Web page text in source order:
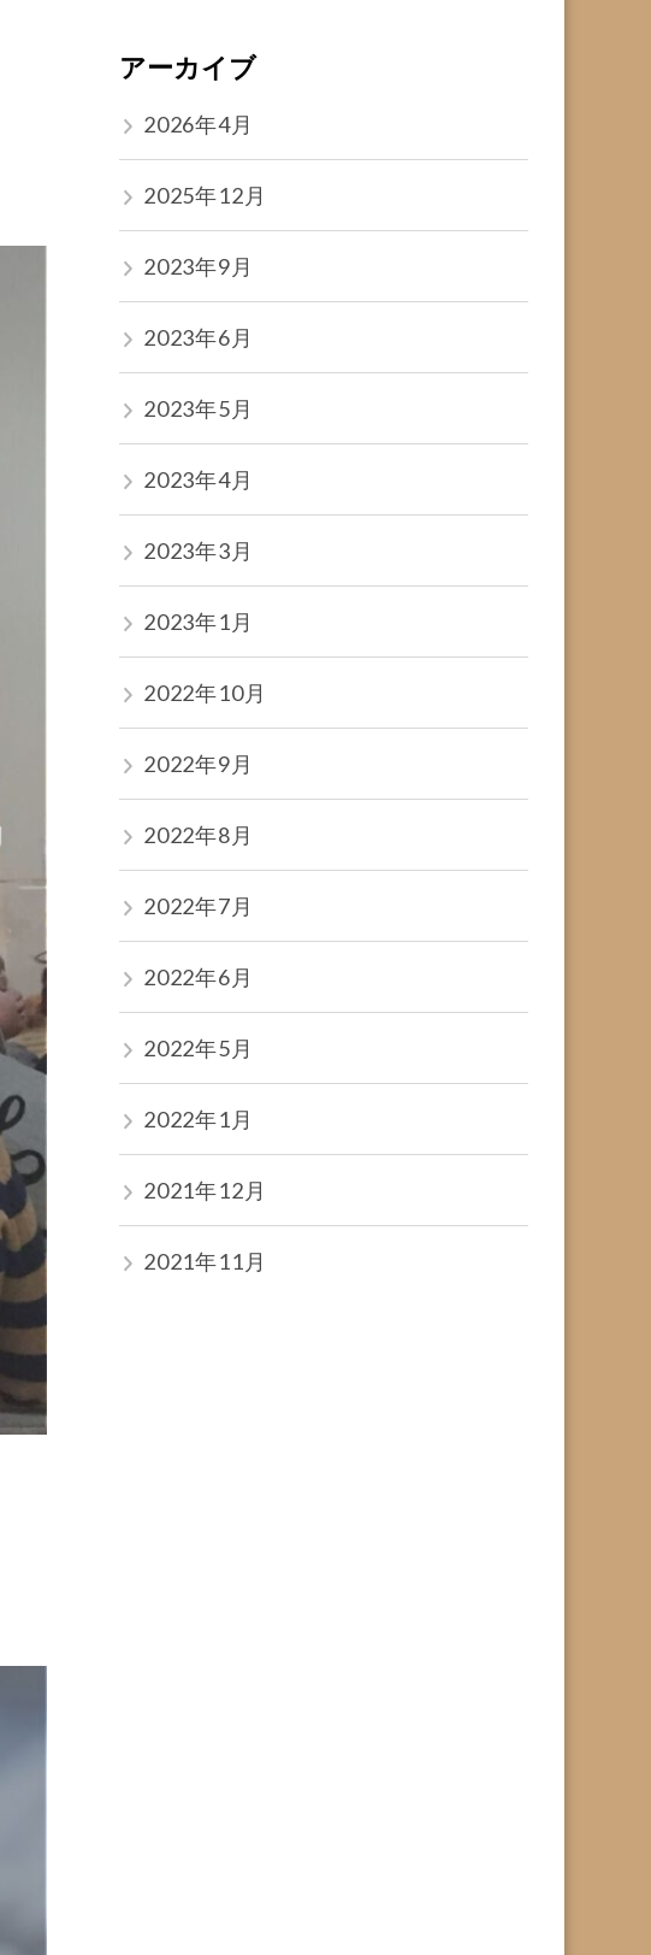
アーカイブ
2026年4月
2025年12月
2023年9月
2023年6月
2023年5月
2023年4月
2023年3月
2023年1月
2022年10月
2022年9月
2022年8月
2022年7月
2022年6月
2022年5月
2022年1月
2021年12月
2021年11月